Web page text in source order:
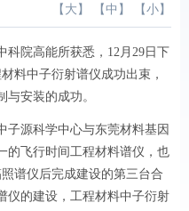
【 大 】 【 中 】 【 小 】
院高能所获悉，12月29日下
料中子衍射谱仪成功出束，
安装的成功。
源科学中心与东莞材料基因
的飞行时间工程材料谱仪，也
谱仪后完成建设的第三台合
仪的建设，工程材料中子衍射